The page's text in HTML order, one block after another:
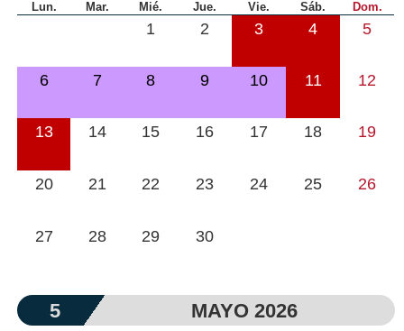
Lun. Mar. Mié. Jue. Vie. Sáb. Dom.
1 2 3 4 5
6 7 8 9 10 11 12
13 14 15 16 17 18 19
20 21 22 23 24 25 26
27 28 29 30
5 MAYO 2026